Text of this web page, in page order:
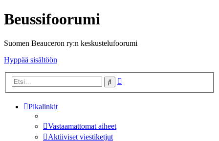
Beussifoorumi
Suomen Beauceron ry:n keskustelufoorumi
Hyppää sisältöön
Etsi
Pikalinkit
Vastaamattomat aiheet
Aktiiviset viestiketjut